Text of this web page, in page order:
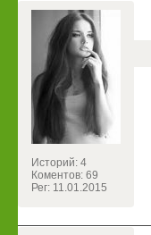
Историй: 4
Коментов: 69
Рег: 11.01.2015